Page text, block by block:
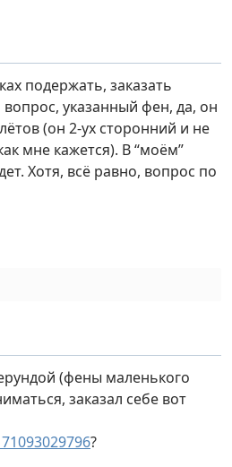
подержать, заказать
указанный фен, да, он
(он 2-ух сторонний и не
мне кажется). В “моём”
Хотя, всё равно, вопрос по
(фены маленького
заказал себе вот
?